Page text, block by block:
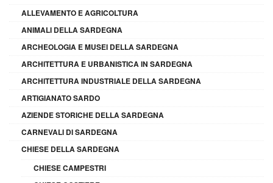
ALLEVAMENTO E AGRICOLTURA
ANIMALI DELLA SARDEGNA
ARCHEOLOGIA E MUSEI DELLA SARDEGNA
ARCHITETTURA E URBANISTICA IN SARDEGNA
ARCHITETTURA INDUSTRIALE DELLA SARDEGNA
ARTIGIANATO SARDO
AZIENDE STORICHE DELLA SARDEGNA
CARNEVALI DI SARDEGNA
CHIESE DELLA SARDEGNA
CHIESE CAMPESTRI